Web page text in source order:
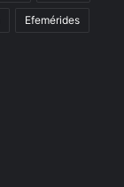
Efemérides